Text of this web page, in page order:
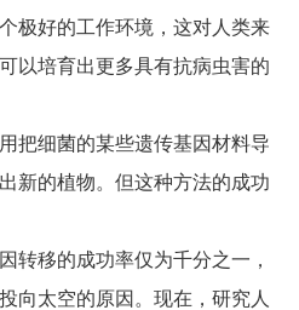
极好的工作环境，这对人类来
以培育出更多具有抗病虫害的
把细菌的某些遗传基因材料导
新的植物。但这种方法的成功
转移的成功率仅为千分之一，
向太空的原因。现在，研究人